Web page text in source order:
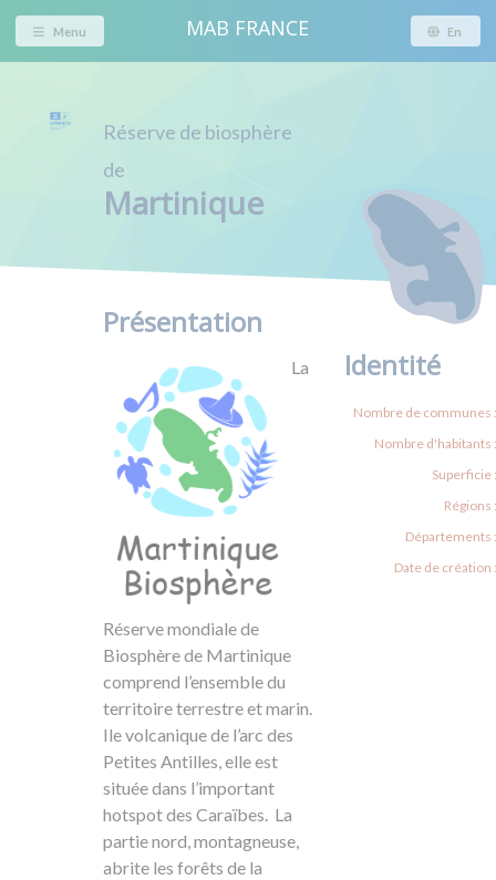
Menu MAB FRANCE En
Réserve de biosphère
de
Martinique
Présentation
La
Réserve mondiale de
Biosphère de Martinique
comprend l’ensemble du
territoire terrestre et marin.
Ile volcanique de l’arc des
Petites Antilles, elle est
située dans l’important
hotspot des Caraïbes. La
partie nord, montagneuse,
abrite les forêts de la
Identité
Nombre de communes :
Nombre d'habitants :
Superficie :
Régions :
Départements :
Date de création :